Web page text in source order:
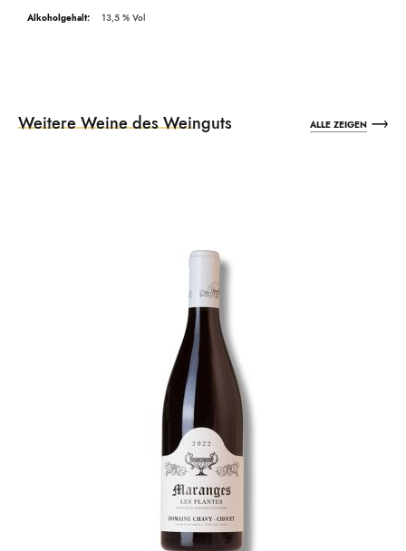
13,5
Weitere Weine des Weinguts ALLE ZEIGEN